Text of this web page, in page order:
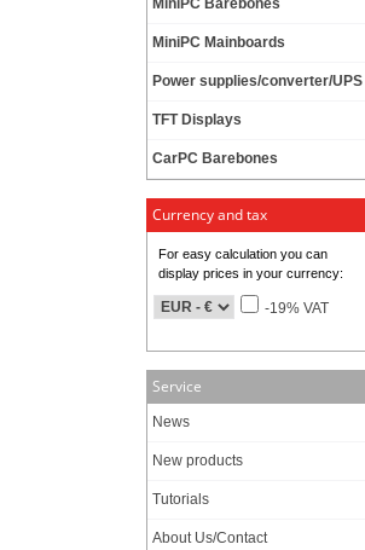
MiniPC Barebones
MiniPC Mainboards
Power supplies/converter/UPS
TFT Displays
CarPC Barebones
Currency and tax
For easy calculation you can
display prices in your currency:
-19% VAT
Service
News
New products
Tutorials
About Us/Contact